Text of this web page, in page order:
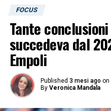
FOCUS
Tante
succedeva dal
Empoli
Published 3 mesi ago on
By Veronica Mandala